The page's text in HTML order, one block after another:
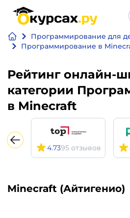
Программирование для
Программирование в
Рейтинг онлайн-
категории
в Minecraft
4.7395 отзывов
Minecraft (Айтигенио)
Нейросеть
и ИИ
Бизнес
и
финансы
Дизайн
Курсы по